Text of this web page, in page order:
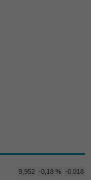
9,952 -0,18 % -0,018